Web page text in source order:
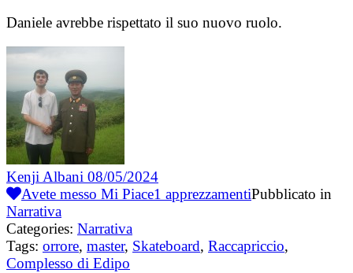
Daniele avrebbe rispettato il suo nuovo ruolo.
Kenji Albani 08/05/2024
Avete messo Mi Piace1 apprezzamentiPubblicato in
Narrativa
Categories: Narrativa
Tags: orrore, master, Skateboard, Raccapriccio,
Complesso di Edipo